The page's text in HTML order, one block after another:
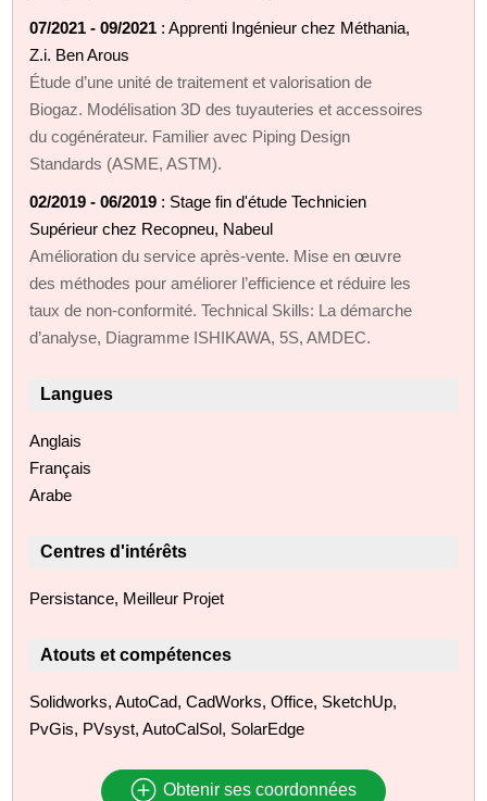
07/2021 - 09/2021 : Apprenti Ingénieur chez Méthania,
Z.i. Ben Arous
Étude d’une unité de traitement et valorisation de
Biogaz. Modélisation 3D des tuyauteries et accessoires
du cogénérateur. Familier avec Piping Design
Standards (ASME, ASTM).
02/2019 - 06/2019 : Stage fin d'étude Technicien
Supérieur chez Recopneu, Nabeul
Amélioration du service après-vente. Mise en œuvre
des méthodes pour améliorer l’efficience et réduire les
taux de non-conformité. Technical Skills: La démarche
d’analyse, Diagramme ISHIKAWA, 5S, AMDEC.
Langues
Anglais
Français
Arabe
Centres d'intérêts
Persistance, Meilleur Projet
Atouts et compétences
Solidworks, AutoCad, CadWorks, Office, SketchUp,
PvGis, PVsyst, AutoCalSol, SolarEdge
Obtenir ses coordonnées